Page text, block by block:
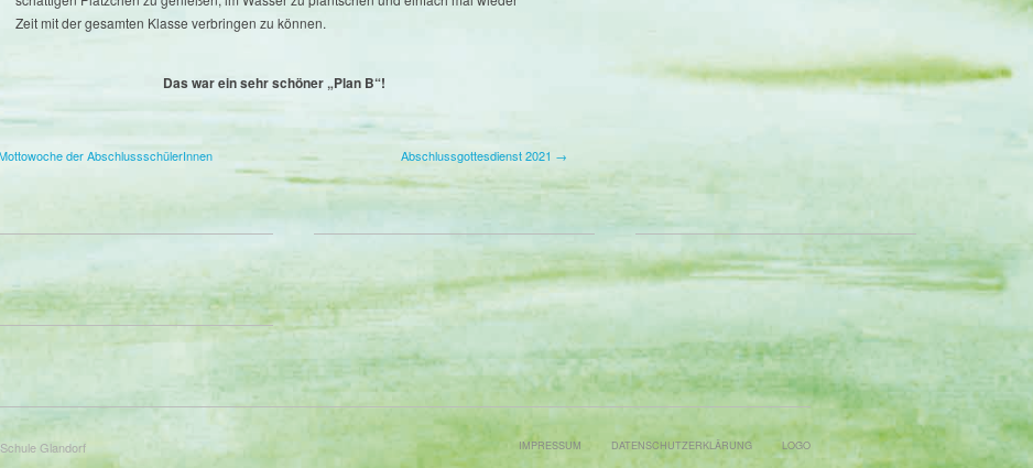
Zeit mit der gesamten Klasse verbringen zu können.
Das war ein sehr schöner „Plan B“!
der AbschlussschülerInnen Abschlussgottesdienst 2021 →
Glandorf IMPRESSUM DATENSCHUTZERKLÄRUNG LOGO